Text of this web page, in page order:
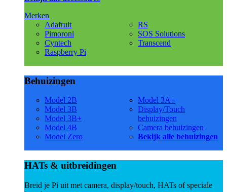
Merken
Adafruit
Pimoroni
Cyntech
Raspberry Pi
RS
SOS Solutions
Transcend
Behuizingen
Model 2B
Model 3B
Model 3B+
Model 4B
Model Zero
Model 3A+
Display/Touch
behuizingen
Camera behuizingen
Bekijk alle behuizingen
HATs & uitbreidingen
Breid je Pi uit met camera, display/touch, HATs of speciale